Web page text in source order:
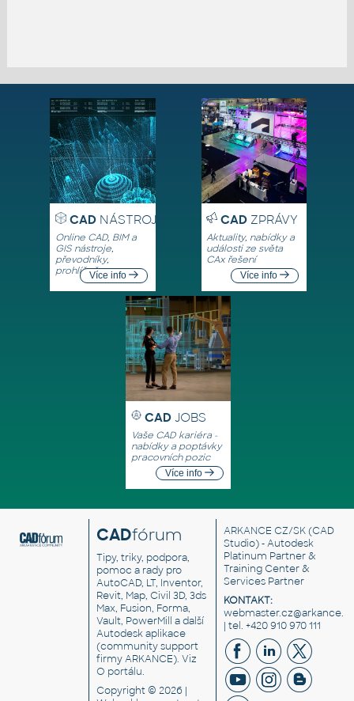
CADNÁSTROJE
Online CAD, BIM a
GIS nástroje,
převodníky,
prohlížečeVíce info
CADZPRÁVY
Aktuality, nabídky a
události ze světa
CAx řešení
Více info
CAD JOBS
Vaše CAD kariéra -
nabídky a poptávky
pracovních pozic
Více info
CADfórum
Tipy, triky, podpora,
pomoc a rady pro
AutoCAD, LT, Inventor,
Revit, Map, Civil 3D, 3ds
Max, Fusion, Forma,
Vault, PowerMill a další
Autodesk aplikace
(community support
firmy ARKANCE). Viz
O portálu.
Copyright © 2026 |
ARKANCE CZ/SK(CAD
Studio) - Autodesk
Platinum Partner &
Training Center &
Services Partner
KONTAKT:
| tel. +420 910 970 111